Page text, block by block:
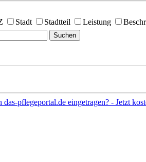
Stadt Stadtteil Leistung
pflegeportal.de eingetragen? - Jetzt